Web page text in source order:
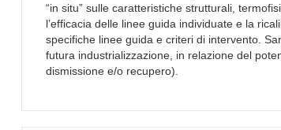
“in situ” sulle caratteristiche strutturali,
l’efficacia delle linee guida individuate e la
specifiche linee guida e criteri di intervento.
futura industrializzazione, in relazione del
dismissione e/o recupero).